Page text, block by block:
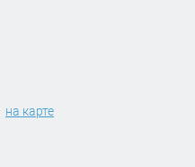
на карте